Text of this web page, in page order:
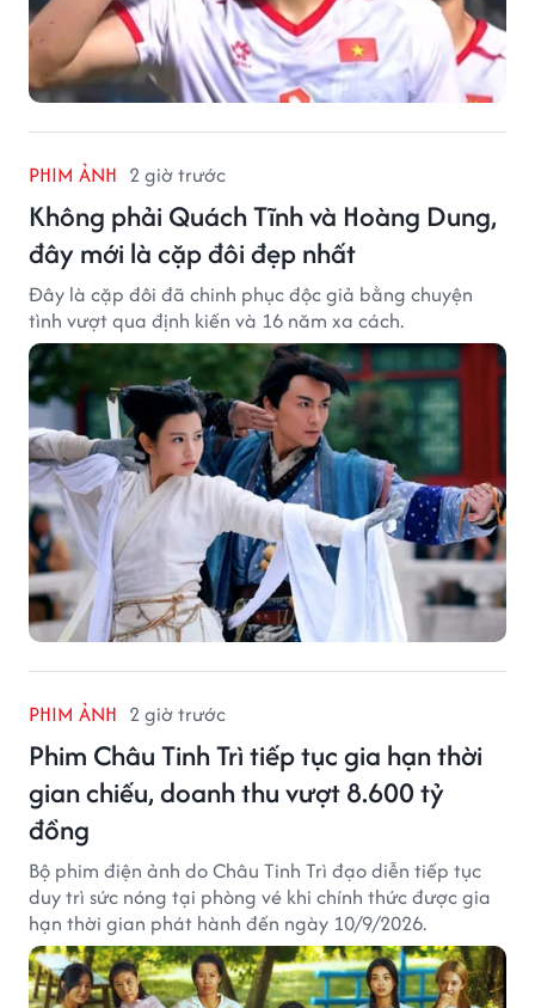
PHIM ẢNH 2 giờ trước
Không phải Quách Tĩnh và Hoàng Dung,
đây mới là cặp đôi đẹp nhất
Đây là cặp đôi đã chinh phục độc giả bằng chuyện
tình vượt qua định kiến và 16 năm xa cách.
PHIM ẢNH 2 giờ trước
Phim Châu Tinh Trì tiếp tục gia hạn thời
gian chiếu, doanh thu vượt 8.600 tỷ
đồng
Bộ phim điện ảnh do Châu Tinh Trì đạo diễn tiếp tục
duy trì sức nóng tại phòng vé khi chính thức được gia
hạn thời gian phát hành đến ngày 10/9/2026.